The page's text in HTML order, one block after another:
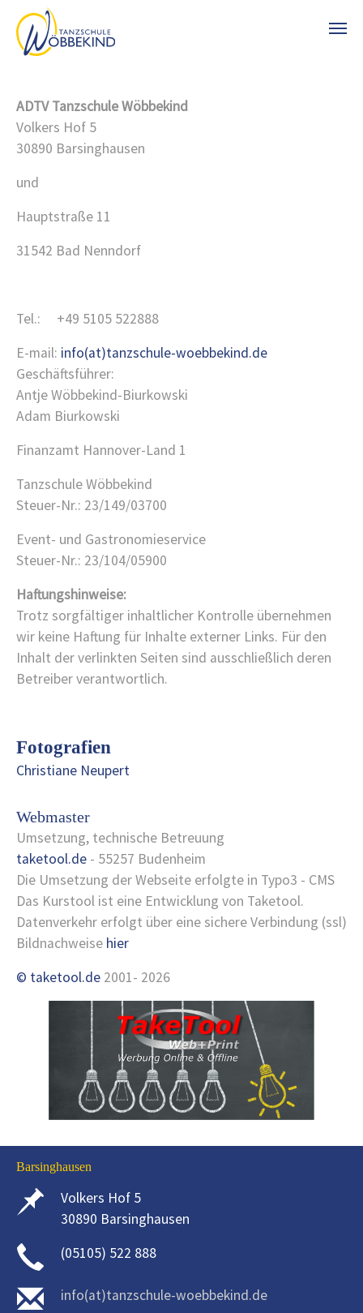
ADTVTanzschule Wöbbekind
Volkers Hof 5
30890 Barsinghausen
und
Hauptstraße 11
31542 Bad Nenndorf
Tel.: +49 5105 522888
E-mail: info(at)tanzschule-woebbekind.de
Geschäftsführer:
Antje Wöbbekind-Biurkowski
Adam Biurkowski
Finanzamt Hannover-Land 1
Tanzschule Wöbbekind
Steuer-Nr.: 23/149/03700
Event- und Gastronomieservice
Steuer-Nr.: 23/104/05900
Haftungshinweise:
Trotz sorgfältiger inhaltlicher Kontrolle übernehmen
wir keine Haftung für Inhalte externer Links. Für den
Inhalt der verlinkten Seiten sind ausschließlich deren
Betreiber verantwortlich.
Fotografien
Christiane Neupert
Webmaster
Umsetzung, technische Betreuung
taketool.de - 55257 Budenheim
Die Umsetzung der Webseite erfolgte in Typo3 - CMS
Das Kurstool ist eine Entwicklung von Taketool.
Datenverkehr erfolgt über eine sichere Verbindung (ssl)
Bildnachweise hier
© taketool.de 2001- 2026
Barsinghausen
Volkers Hof 5
30890 Barsinghausen
(05105) 522 888
info(at)tanzschule-woebbekind.de